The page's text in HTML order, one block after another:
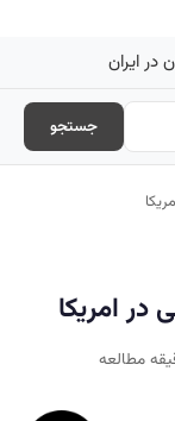
در ایران
جستجو
در امریکا